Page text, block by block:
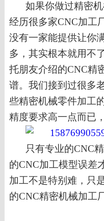
如果你做过精密
经历很多家CNC加工
没有一家能提供让你
多，其实根本就用不
托朋友介绍的CNC精
谱。我们接到过很多
些精密机械零件加工
精度要求高一点而已
只有专业的CNC
的CNC加工模型误差
加工不是特别难，只
的CNC精密机械加工